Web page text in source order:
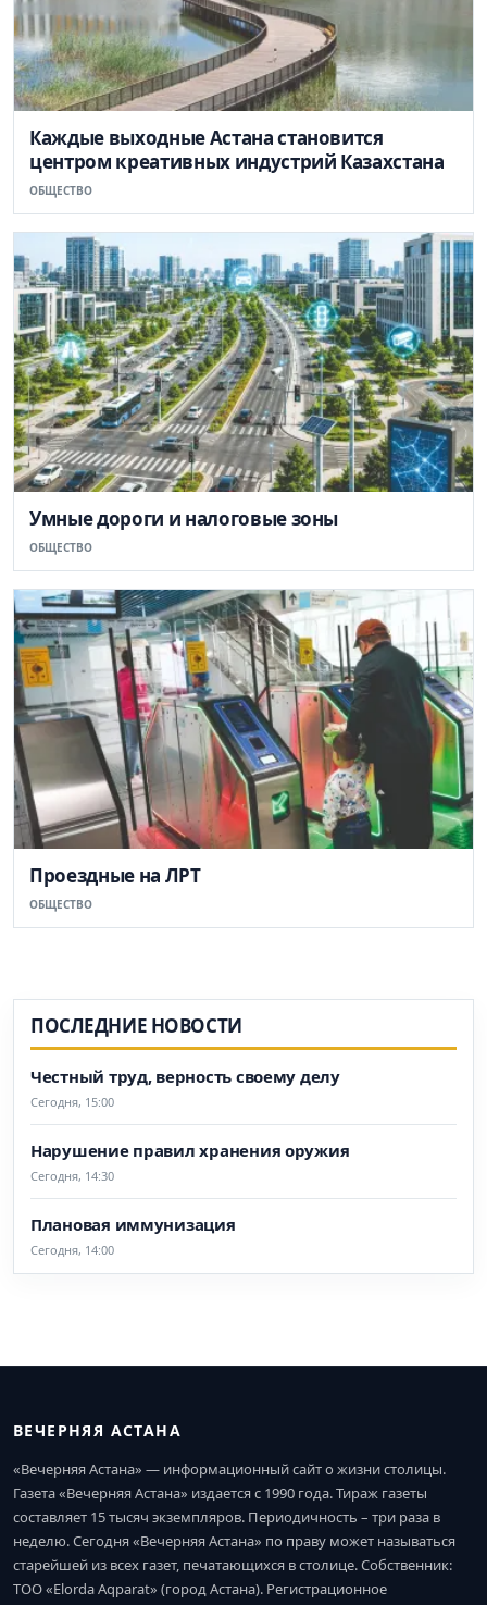
Каждые выходные Астана становится
центром креативных индустрий Казахстана
ОБЩЕСТВО
Умные дороги и налоговые зоны
ОБЩЕСТВО
Проездные на ЛРТ
ОБЩЕСТВО
ПОСЛЕДНИЕ НОВОСТИ
Честный труд, верность своему делу
Сегодня, 15:00
Нарушение правил хранения оружия
Сегодня, 14:30
Плановая иммунизация
Сегодня, 14:00
ВЕЧЕРНЯЯ АСТАНА
«Вечерняя Астана» — информационный сайт о жизни столицы.
Газета «Вечерняя Астана» издается с 1990 года. Тираж газеты
составляет 15 тысяч экземпляров. Периодичность – три раза в
неделю. Сегодня «Вечерняя Астана» по праву может называться
старейшей из всех газет, печатающихся в столице. Собственник:
ТОО «Elorda Aqparat» (город Астана). Регистрационное